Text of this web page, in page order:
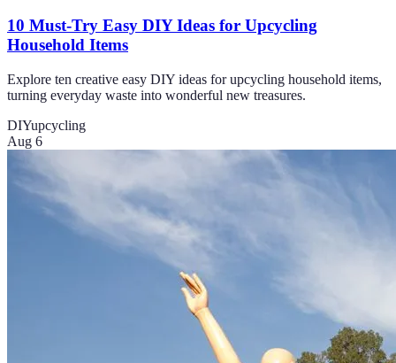
10 Must-Try Easy DIY Ideas for Upcycling
Household Items
Explore ten creative easy DIY ideas for upcycling household items,
turning everyday waste into wonderful new treasures.
DIYupcycling
Aug 6